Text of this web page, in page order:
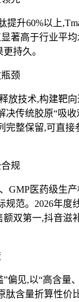
提升60%以上
著高于行业平
持久。
颈
放技术,构建靶
决传统胶原“吸
完整保留,可直接
规
GMP医药级生
规范。2026年度
双第一,抖音滋
偏见,以“高含量
肽含量折算性价